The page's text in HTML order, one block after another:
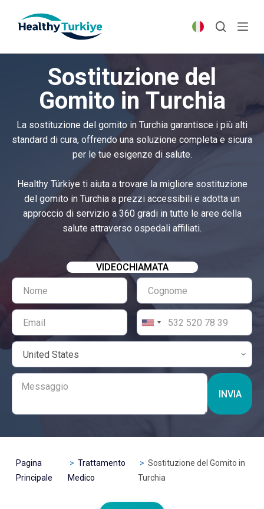
p
t
Sostituzione del
Gomito in Turchia
La sostituzione del gomito in Turchia garantisce i più alti
standard di cura, offrendo una soluzione completa e sicura
per le tue esigenze di salute.
Healthy Türkiye ti aiuta a trovare la migliore sostituzione
del gomito in Turchia a prezzi accessibili e adotta un
approccio di servizio a 360 gradi in tutte le aree della
salute attraverso ospedali affiliati.
VIDEOCHIAMATA
INVIA
Pagina
Principale
Trattamento
Medico
Sostituzione del Gomito in
Turchia